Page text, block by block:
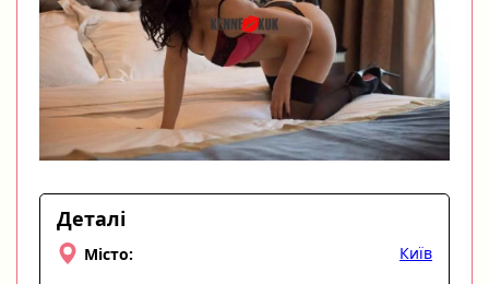
Деталі
Місто: Київ